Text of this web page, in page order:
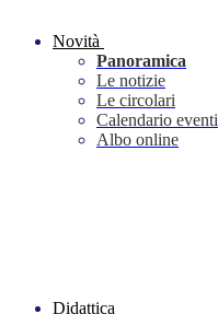
Novità
Panoramica
Le notizie
Le circolari
Calendario eventi
Albo online
Didattica